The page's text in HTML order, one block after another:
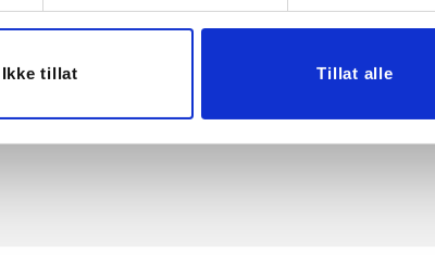
Ikke tillat Tillat alle
Gratis bytte og retur i butikk
Du handler alltid trygt hos Kremmerhuset!